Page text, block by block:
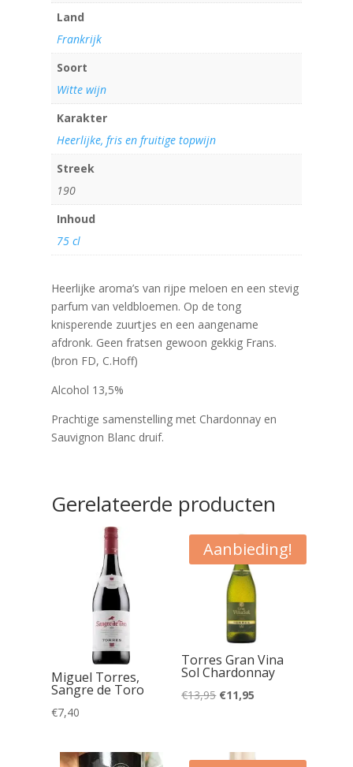
Land
Frankrijk
Soort
Witte wijn
Karakter
Heerlijke, fris en fruitige topwijn
Streek
190
Inhoud
75 cl
Heerlijke aroma’s van rijpe meloen en een stevig
parfum van veldbloemen. Op de tong
knisperende zuurtjes en een aangename
afdronk. Geen fratsen gewoon gekkig Frans.
(bron FD, C.Hoff)
Alcohol 13,5%
Prachtige samenstelling met Chardonnay en
Sauvignon Blanc druif.
Gerelateerde producten
Miguel Torres,
Sangre de Toro
€7,40
Aanbieding!
Torres Gran Vina
Sol Chardonnay
€13,95 Oorspronkelijke
€13,95.
€11,95
€11,95.